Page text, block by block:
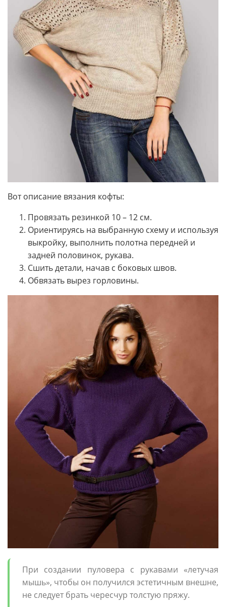
Вот описание вязания кофты:
Провязать резинкой 10 – 12 см.
Ориентируясь на выбранную схему и используя
выкройку, выполнить полотна передней и
задней половинок, рукава.
Сшить детали, начав с боковых швов.
Обвязать вырез горловины.
При создании пуловера с рукавами «летучая
мышь», чтобы он получился эстетичным внешне,
не следует брать чересчур толстую пряжу.